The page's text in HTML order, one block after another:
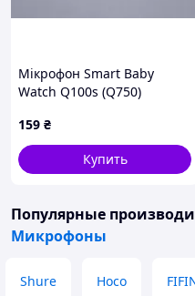
Мікрофон Smart Baby
Watch Q100s (Q750)
159 ₴
Купить
Популярные
Микрофоны
Shure Hoco